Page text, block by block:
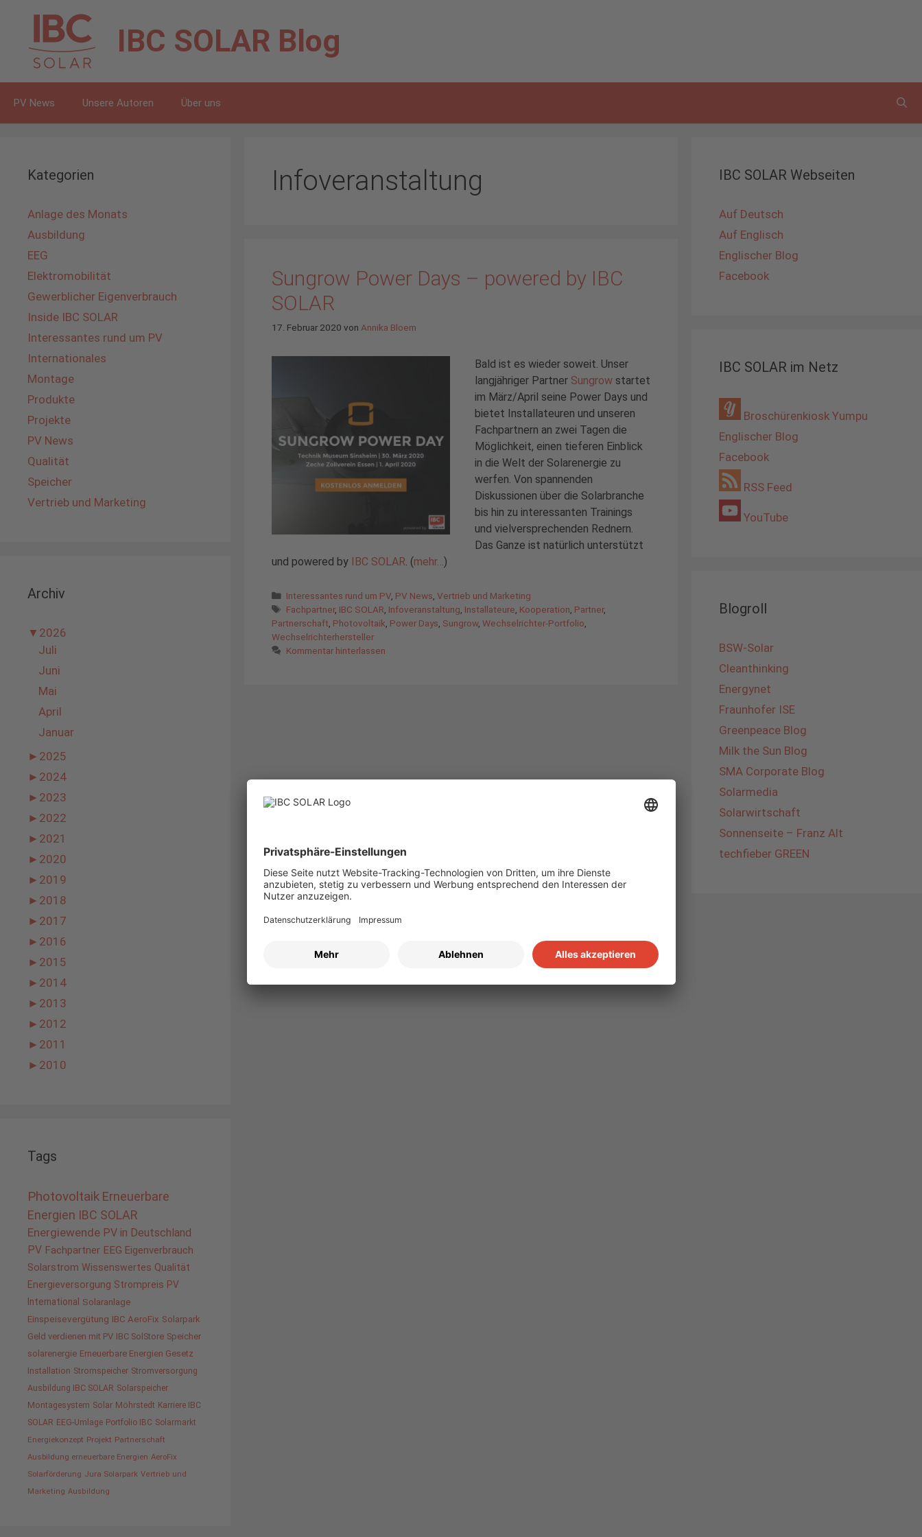
springen
IBC SOLAR Blog
PV News Unsere Autoren Über uns
Infoveranstaltung
Sungrow Power Days – powered by IBC
SOLAR
17. Februar 2020 von Annika Bloem
Bald ist es wieder soweit. Unser
langjähriger Partner Sungrow startet
im März/April seine Power Days und
bietet Installateuren und unseren
Fachpartnern an zwei Tagen die
Möglichkeit, einen tieferen Einblick
in die Welt der Solarenergie zu
werfen. Von spannenden
Diskussionen über die Solarbranche
bis hin zu interessanten Trainings
und vielversprechenden Rednern.
Das Ganze ist natürlich unterstützt
und powered by IBC SOLAR . (mehr… )
Kategorien
Interessantes rund um PV PV News ,Vertrieb und Marketing
Schlagwörter
Fachpartner, IBC SOLAR Infoveranstaltung Installateure Kooperation Partner,
Partnerschaft Photovoltaik Power Days Sungrow, Wechselrichter-Portfolio
Wechselrichterhersteller
Kommentar hinterlassen
Kategorien
Anlage des Monats
Ausbildung
EEG
Elektromobilität
Gewerblicher Eigenverbrauch
Inside IBC SOLAR
Interessantes rund um PV
Internationales
Montage
Produkte
Projekte
PV News
Qualität
Speicher
Vertrieb und Marketing
Archiv
▼ 2026
Juli
Juni
Mai
April
Januar
► 2025
► 2024
► 2023
► 2022
► 2021
► 2020
► 2019
► 2018
► 2017
► 2016
► 2015
► 2014
► 2013
► 2012
► 2011
► 2010
Tags
Photovoltaik Erneuerbare
Energien IBC SOLAR
Energiewende PV in Deutschland
PV Fachpartner EEG Eigenverbrauch
Solarstrom Wissenswertes Qualität
Energieversorgung Strompreis PV
International Solaranlage
Einspeisevergütung IBC AeroFix Solarpark
Geld verdienen mit PV IBC SolStore Speicher
solarenergie Erneuerbare Energien Gesetz
Installation Stromspeicher Stromversorgung
Ausbildung IBC SOLAR Solarspeicher
Montagesystem Solar Möhrstedt Karriere IBC
SOLAR EEG-Umlage Portfolio IBC Solarmarkt
Energiekonzept Projekt Partnerschaft
Ausbildung erneuerbare Energien AeroFix
Solarförderung Jura Solarpark Vertrieb und
Marketing Ausbildung
IBC SOLAR Webseiten
Auf Deutsch
Auf Englisch
Englischer Blog
Facebook
IBC SOLAR im Netz
Broschürenkiosk Yumpu
Englischer Blog
Facebook
RSS Feed
YouTube
Blogroll
BSW-Solar
Cleanthinking
Energynet
Fraunhofer ISE
Greenpeace Blog
Milk the Sun Blog
SMA Corporate Blog
Solarmedia
Solarwirtschaft
Sonnenseite – Franz Alt
techfieber GREEN